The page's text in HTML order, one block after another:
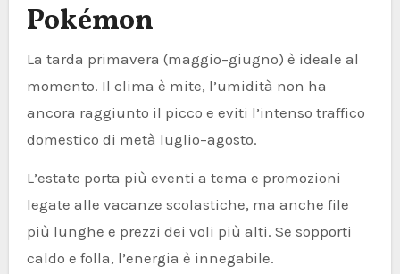
Pokémon
La tarda primavera (maggio–giugno) è ideale al
momento. Il clima è mite, l’umidità non ha
ancora raggiunto il picco e eviti l’intenso traffico
domestico di metà luglio–agosto.
L’estate porta più eventi a tema e promozioni
legate alle vacanze scolastiche, ma anche file
più lunghe e prezzi dei voli più alti. Se sopporti
caldo e folla, l’energia è innegabile.